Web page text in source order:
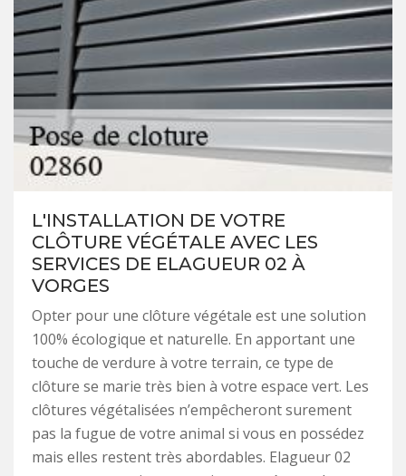
L'INSTALLATION DE VOTRE
CLÔTURE VÉGÉTALE AVEC LES
SERVICES DE ELAGUEUR 02 À
VORGES
Opter pour une clôture végétale est une solution
100% écologique et naturelle. En apportant une
touche de verdure à votre terrain, ce type de
clôture se marie très bien à votre espace vert. Les
clôtures végétalisées n’empêcheront surement
pas la fugue de votre animal si vous en possédez
mais elles restent très abordables. Elagueur 02